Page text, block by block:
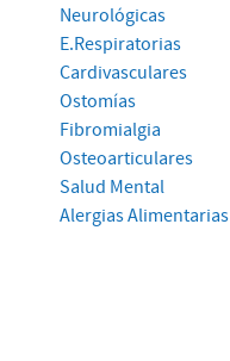
Neurológicas
E.Respiratorias
Cardivasculares
Ostomías
Fibromialgia
Osteoarticulares
Salud Mental
Alergias Alimentarias